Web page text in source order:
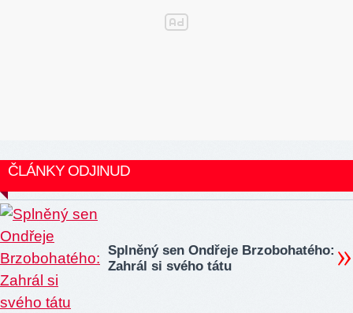
ČLÁNKY ODJINUD
Splněný sen Ondřeje Brzobohatého:
Zahrál si svého tátu